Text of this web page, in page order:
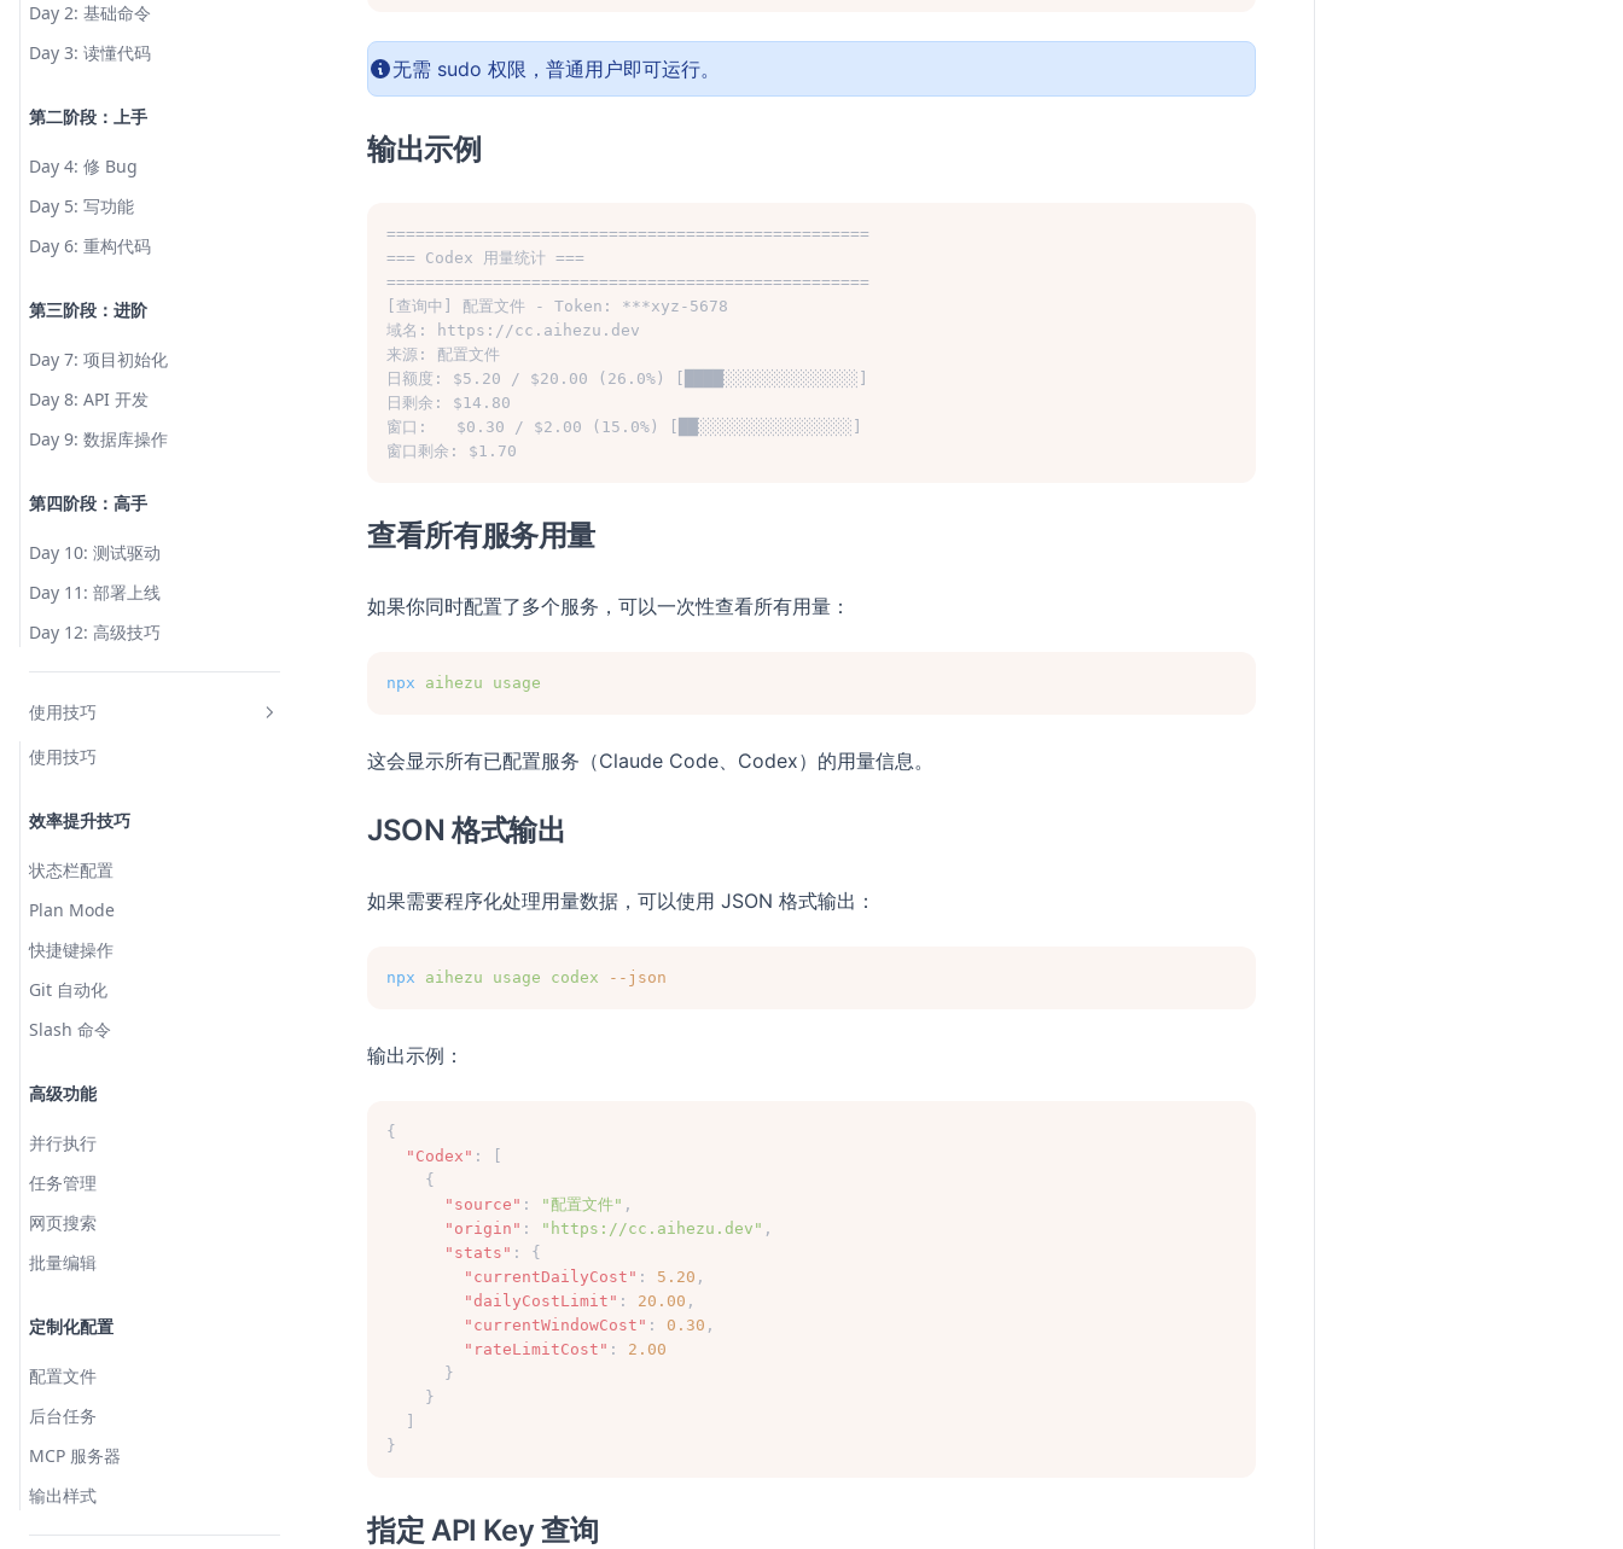
Day 2: 基础命令
Day 3: 读懂代码
第二阶段：上手
Day 4: 修 Bug
Day 5: 写功能
Day 6: 重构代码
第三阶段：进阶
Day 7: 项目初始化
Day 8: API 开发
Day 9: 数据库操作
第四阶段：高手
Day 10: 测试驱动
Day 11: 部署上线
Day 12: 高级技巧
使用技巧
使用技巧
效率提升技巧
状态栏配置
Plan Mode
快捷键操作
Git 自动化
Slash 命令
高级功能
并行执行
任务管理
网页搜索
批量编辑
定制化配置
配置文件
后台任务
MCP 服务器
输出样式
无需 sudo 权限，普通用户即可运行。
输出示例
==================================================
=== Codex 用量统计 ===
==================================================
[查询中] 配置文件 - Token: ***xyz-5678
域名: https://cc.aihezu.dev
来源: 配置文件
日额度: $5.20 / $20.00 (26.0%) [████░░░░░░░░░░░░░░]
日剩余: $14.80
窗口:   $0.30 / $2.00 (15.0%) [██░░░░░░░░░░░░░░░░]
窗口剩余: $1.70
查看所有服务用量
如果你同时配置了多个服务，可以一次性查看所有用量：
npx aihezu usage
这会显示所有已配置服务（Claude Code、Codex）的用量信息。
JSON 格式输出
如果需要程序化处理用量数据，可以使用 JSON 格式输出：
npx aihezu usage codex --json
输出示例：
{
"Codex" : [
    {
"source" : "配置文件" ,
"origin" : "https://cc.aihezu.dev" ,
"stats" : {
"currentDailyCost" : 5.20 ,
"dailyCostLimit" : 20.00 ,
"currentWindowCost" : 0.30 ,
"rateLimitCost" : 2.00
      }
    }
}
指定 API Key 查询